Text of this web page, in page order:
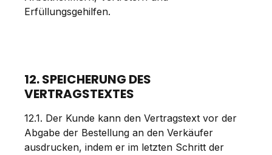
Erfüllungsgehilfen.
12. SPEICHERUNG DES
VERTRAGSTEXTES
12.1. Der Kunde kann den Vertragstext vor der
Abgabe der Bestellung an den Verkäufer
ausdrucken, indem er im letzten Schritt der